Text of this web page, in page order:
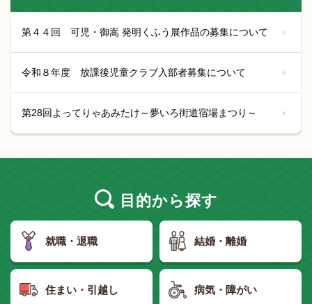
第４４回 可児・御嵩 発明くふう展作品の募集について
令和８年度 放課後児童クラブ入部者募集について
第28回よってりゃあみたけ～夢いろ街道宿場まつり～
目的から探す
就職・退職 結婚・離婚
住まい・引越し 病気・障がい